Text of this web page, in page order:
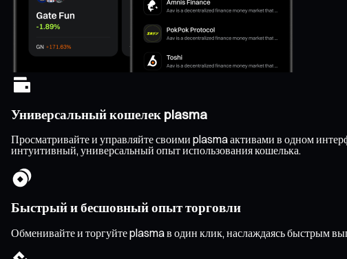
Универсальный кошелек plasma
Просматривайте и управляйте своими plasma активами в одном
интуитивный, универсальный опыт использования кошелька.
Быстрый и бесшовный опыт торговли
Обменивайте и торгуйте plasma в один клик, наслаждаясь быстрым